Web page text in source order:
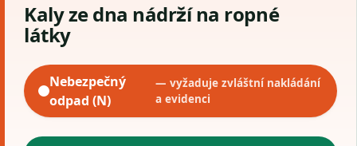
Kaly ze dna nádrží na ropné
látky
Nebezpečný
odpad (N)
— vyžaduje zvláštní nakládání
a evidenci